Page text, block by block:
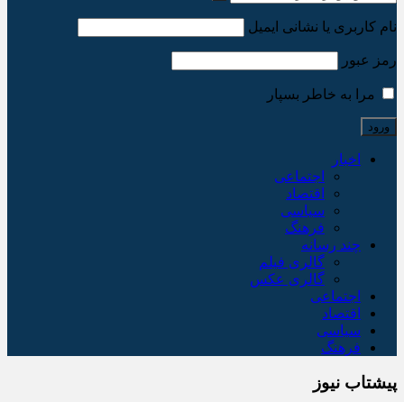
نام کاربری یا نشانی ایمیل
رمز عبور
مرا به خاطر بسپار
اخبار
اجتماعی
اقتصاد
سیاسی
فرهنگ
چند رسانه
گالری فیلم
گالری عکس
اجتماعی
اقتصاد
سیاسی
فرهنگ
پیشتاب نیوز